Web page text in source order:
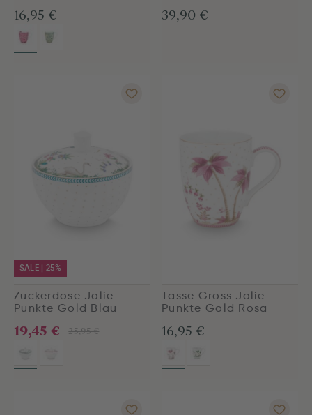
16,95 € 39,90 €
SALE | 25%
Zuckerdose Jolie
Punkte Gold Blau
25,95 €
19,45 €
Tasse Gross Jolie
Punkte Gold Rosa
16,95 €